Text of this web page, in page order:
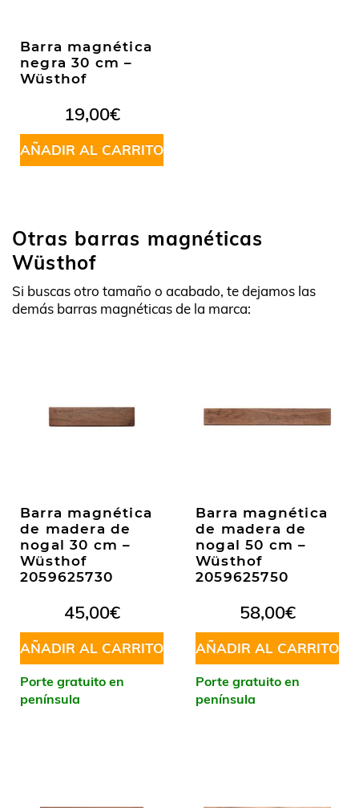
Barra magnética
negra 30 cm –
Wüsthof
19,00€
AÑADIR AL CARRITO
Otras barras magnéticas
Wüsthof
Si buscas otro tamaño o acabado, te dejamos las
demás barras magnéticas de la marca:
Barra magnética
de madera de
nogal 30 cm –
Wüsthof
2059625730
45,00€
AÑADIR AL CARRITO
Porte gratuito en
península
Barra magnética
de madera de
nogal 50 cm –
Wüsthof
2059625750
58,00€
AÑADIR AL CARRITO
Porte gratuito en
península